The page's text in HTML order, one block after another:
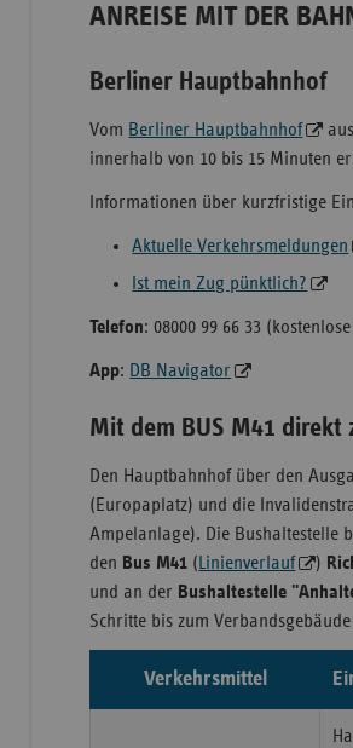
ANREISE MIT DER
Berliner Hauptbahnhof
Vom Berliner Hauptbahnhof
innerhalb von 10 bis 15 Minuten
Informationen über kurzfristige
Aktuelle Verkehrsmeldungen
Ist mein Zug pünktlich?
Telefon: 08000 99 66 33
App: DB Navigator
Mit dem BUS M41 direkt
Den Hauptbahnhof über den
(Europaplatz) und die
Ampelanlage). Die Bushaltestelle
den Bus M41 ( Linienverlauf )
und an der Bushaltestelle
Schritte bis zum
Verkehrsmittel